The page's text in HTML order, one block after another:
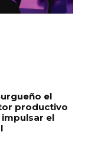
el
productivo
impulsar el